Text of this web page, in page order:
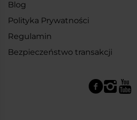
Blog
Polityka Prywatności
Regulamin
Bezpieczeństwo transakcji